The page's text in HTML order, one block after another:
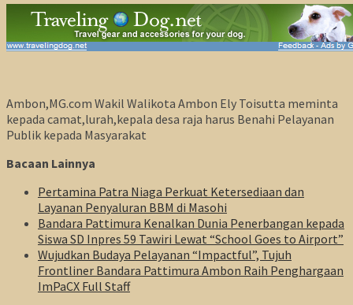
Ambon,MG.com Wakil Walikota Ambon Ely Toisutta meminta
kepada camat,lurah,kepala desa raja harus Benahi Pelayanan
Publik kepada Masyarakat
Bacaan Lainnya
Pertamina Patra Niaga Perkuat Ketersediaan dan
Layanan Penyaluran BBM di Masohi
Bandara Pattimura Kenalkan Dunia Penerbangan kepada
Siswa SD Inpres 59 Tawiri Lewat “School Goes to Airport”
Wujudkan Budaya Pelayanan “Impactful”, Tujuh
Frontliner Bandara Pattimura Ambon Raih Penghargaan
ImPaCX Full Staff